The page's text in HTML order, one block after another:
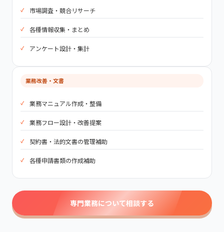
市場調査・競合リサーチ
各種情報収集・まとめ
アンケート設計・集計
業務改善・文書
業務マニュアル作成・整備
業務フロー設計・改善提案
契約書・法的文書の管理補助
各種申請書類の作成補助
専門業務について相談する